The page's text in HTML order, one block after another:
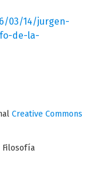
03/14/jurgen-
de-la-
Creative Commons
Filosofía